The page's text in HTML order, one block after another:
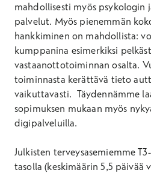
mahdollisesti myös psykologin
palvelut. Myös pienemmän
hankkiminen on mahdollista:
kumppanina esimerkiksi
vastaanottotoiminnan osalta.
toiminnasta kerättävä tieto
vaikuttavasti. Täydennämme
sopimuksen mukaan myös
digipalveluilla.
Julkisten terveysasemiemme
tasolla (keskimäärin 5,5 päivää